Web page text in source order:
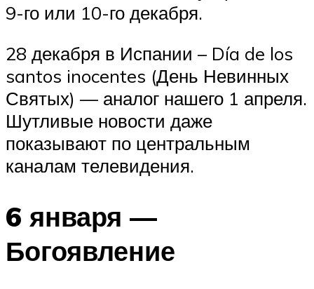
9-го или 10-го декабря.
28 декабря в Испании – Día de los
santos inocentes (День Невинных
Святых) — аналог нашего 1 апреля.
Шутливые новости даже
показывают по центральным
каналам телевидения.
6 января —
Богоявление